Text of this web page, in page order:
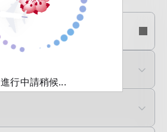
進行中請稍候...